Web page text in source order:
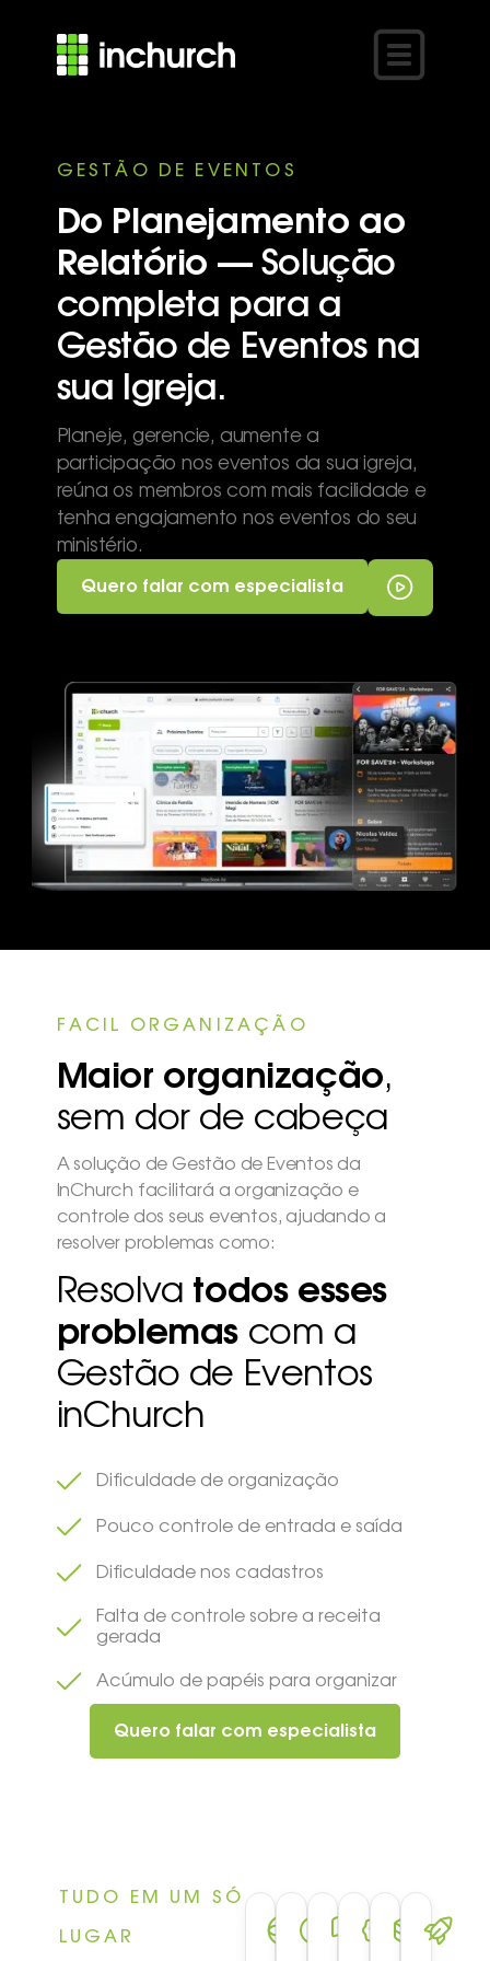
Do Planejamento ao
Relatório —Solução
completa para a
Gestão de Eventos na
sua Igreja.
Planeje, gerencie, aumente a
participação nos eventos da sua igreja,
reúna os membros com mais facilidade e
tenha engajamento nos eventos do seu
ministério.
Quero falar com especialista
Maior organização,
sem dor de cabeça
A solução de Gestão de Eventos da
InChurch facilitará a organização e
controle dos seus eventos, ajudando a
resolver problemas como:
Resolva todos esses
problemascom a
Gestão de Eventos
inChurch
Dificuldade de organização
Pouco controle de entrada e saída
Dificuldade nos cadastros
Falta de controle sobre a receita
gerada
Acúmulo de papéis para organizar
Quero falar com especialista